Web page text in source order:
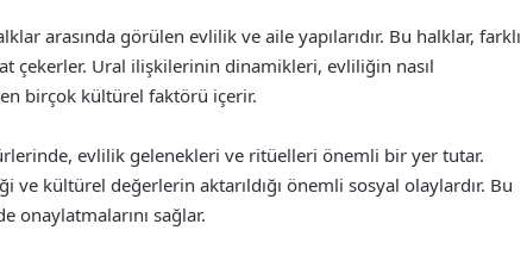
arasında görülen evlilik ve aile yapılarıdır. Bu halklar, farklı
çekerler. Ural ilişkilerinin dinamikleri, evliliğin nasıl
birçok kültürel faktörü içerir.
evlilik gelenekleri ve ritüelleri önemli bir yer tutar.
kültürel değerlerin aktarıldığı önemli sosyal olaylardır. Bu
sağlar.